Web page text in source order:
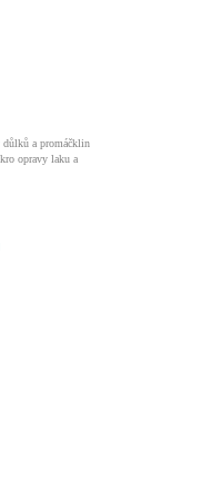
důlků a promáčklin
opravy laku a